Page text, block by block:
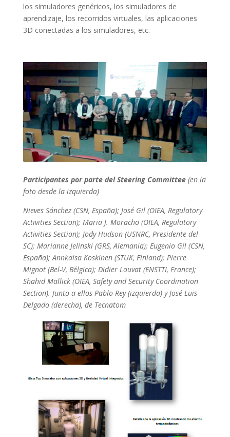
los simuladores genéricos, los simuladores de
aprendizaje, los recorridos virtuales, las aplicaciones
3D conectadas a los simuladores, etc.
Participantes por parte del Steering Committee (en la
foto desde la izquierda)
Nieves Sánchez (CSN, España); José Gil (OIEA, Regulatory
Activities Section); Maria J. Moracho (OIEA, Regulatory
Activities Section); Jody Hudson (USNRC, Presidente del
SC); Marianne Jelinski (GRS, Alemania); Eugenio Gil (CSN,
España); Annkaisa Koskinen (STUK, Finland); Pierre
Mignot (Bel-V, Bélgica); Didier Louvat (ENSTTI, France);
Shahid Mallick (OIEA, Safety and Security Coordination
Section). Junto a ellos Pablo Rey (izquierda) y José Luis
Delgado (derecha), de Tecnatom